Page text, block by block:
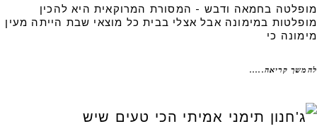
בחמאה ודבש - המסורת המרוקאית היא להכין
במימונה אבל אצלי בבית כל מוצאי שבת הייתה מעין
כי
קריאה.....